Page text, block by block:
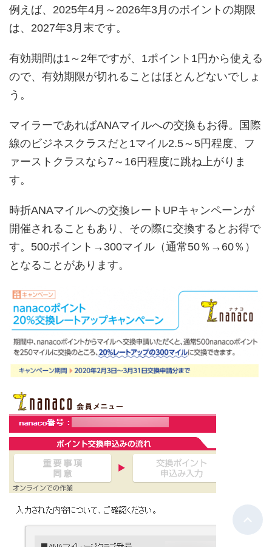
例えば、2025年4月～2026年3月のポイントの期限
は、2027年3月末です。
有効期間は1～2年ですが、1ポイント1円から使える
ので、有効期限が切れることはほとんどないでしょ
う。
マイラーであればANAマイルへの交換もお得。国際
線のビジネスクラスだと1マイル2.5～5円程度、フ
ァーストクラスなら7～16円程度に跳ね上がりま
す。
時折ANAマイルへの交換レートUPキャンペーンが
開催されることもあり、その際に交換するとお得で
す。500ポイント→300マイル（通常50％→60％）
となることがあります。